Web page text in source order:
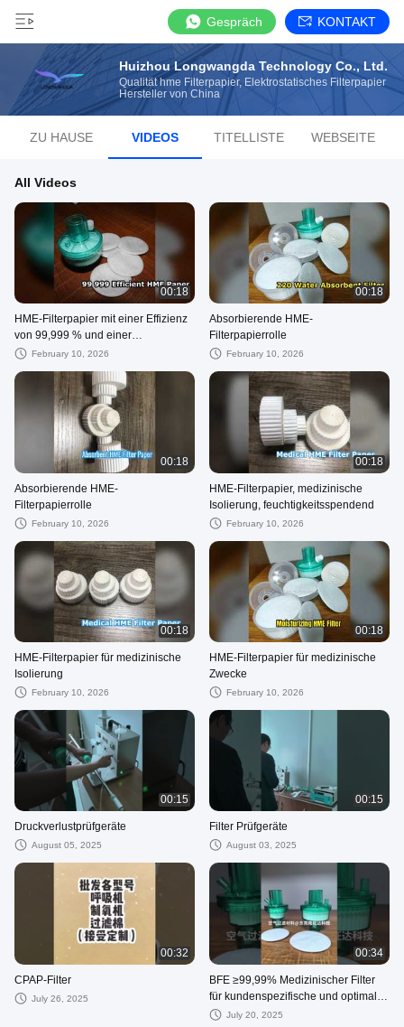
Gespräch KONTAKT
Huizhou Longwangda Technology Co., Ltd.
Qualität hme Filterpapier, Elektrostatisches Filterpapier
Hersteller von China
ZU HAUSE VIDEOS TITELLISTE WEBSEITE
All Videos
00:18
HME-Filterpapier mit einer Effizienz
von 99,999 % und einer
Wasseraufnahme von 220 %
February 10, 2026
00:18
Absorbierende HME-
Filterpapierrolle
February 10, 2026
00:18
Absorbierende HME-
Filterpapierrolle
February 10, 2026
00:18
HME-Filterpapier, medizinische
Isolierung, feuchtigkeitsspendend
February 10, 2026
00:18
HME-Filterpapier für medizinische
Isolierung
February 10, 2026
00:18
HME-Filterpapier für medizinische
Zwecke
February 10, 2026
00:15
Druckverlustprüfgeräte
August 05, 2025
00:15
Filter Prüfgeräte
August 03, 2025
00:32
CPAP-Filter
July 26, 2025
00:34
BFE ≥99,99% Medizinischer Filter
für kundenspezifische und optimale
Filterlösungen
July 20, 2025